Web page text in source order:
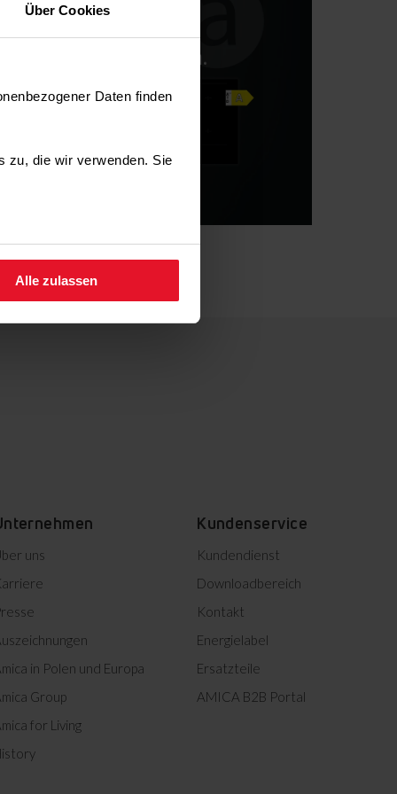
Über Cookies
Daten finden
zu, die wir verwenden. Sie
Alle zulassen
uns
in Polen und Europa
Group
for Living
Kundenservice
Kundendienst
Downloadbereich
Kontakt
Energielabel
Ersatzteile
AMICA B2B Portal